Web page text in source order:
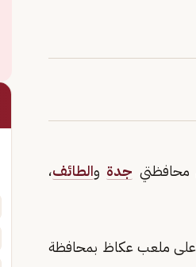
جدة والطائف،
على ملعب عكاظ بمحافظة